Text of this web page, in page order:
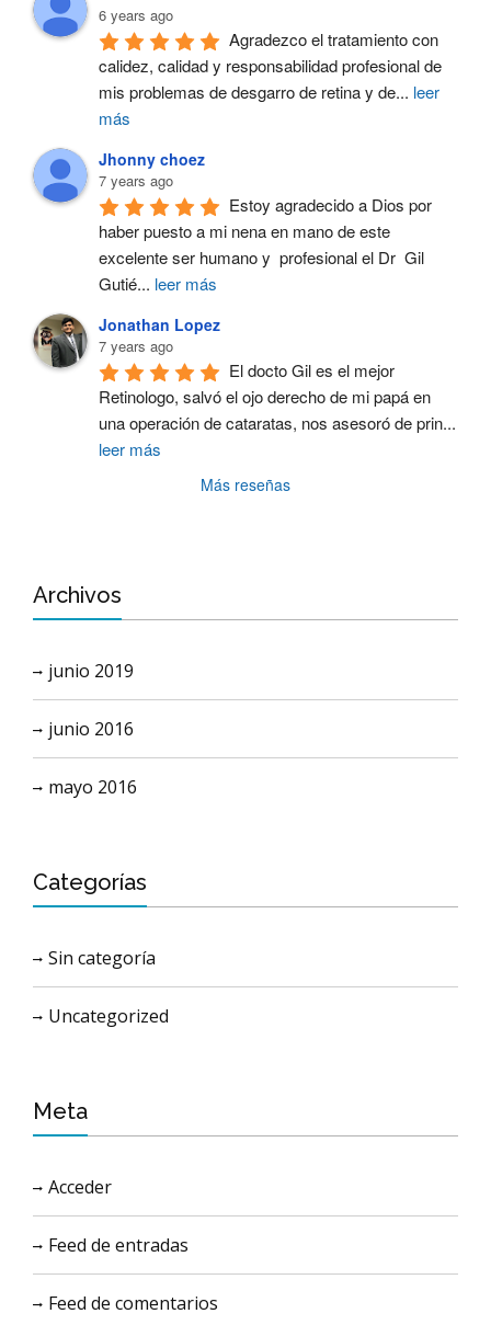
6 years ago
Agradezco el tratamiento con
calidez, calidad y responsabilidad profesional de
mis problemas de desgarro de retina y de... leer
más
Jhonny choez
7 years ago
Estoy agradecido a Dios por
haber puesto a mi nena en mano de este
excelente ser humano y  profesional el Dr  Gil
Gutié... leer más
Jonathan Lopez
7 years ago
El docto Gil es el mejor
Retinologo, salvó el ojo derecho de mi papá en
una operación de cataratas, nos asesoró de prin...
leer más
Más reseñas
Archivos
junio 2019
junio 2016
mayo 2016
Categorías
Sin categoría
Uncategorized
Meta
Acceder
Feed de entradas
Feed de comentarios